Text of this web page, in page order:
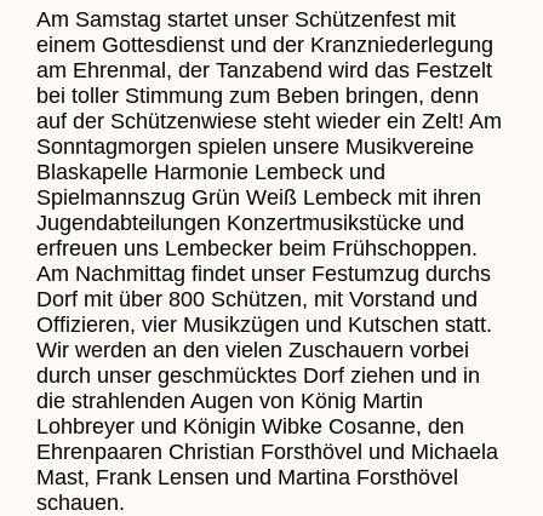
Am Samstag startet unser Schützenfest mit
einem Gottesdienst und der Kranzniederlegung
am Ehrenmal, der Tanzabend wird das Festzelt
bei toller Stimmung zum Beben bringen, denn
auf der Schützenwiese steht wieder ein Zelt! Am
Sonntagmorgen spielen unsere Musikvereine
Blaskapelle Harmonie Lembeck und
Spielmannszug Grün Weiß Lembeck mit ihren
Jugendabteilungen Konzertmusikstücke und
erfreuen uns Lembecker beim Frühschoppen.
Am Nachmittag findet unser Festumzug durchs
Dorf mit über 800 Schützen, mit Vorstand und
Offizieren, vier Musikzügen und Kutschen statt.
Wir werden an den vielen Zuschauern vorbei
durch unser geschmücktes Dorf ziehen und in
die strahlenden Augen von König Martin
Lohbreyer und Königin Wibke Cosanne, den
Ehrenpaaren Christian Forsthövel und Michaela
Mast, Frank Lensen und Martina Forsthövel
schauen.